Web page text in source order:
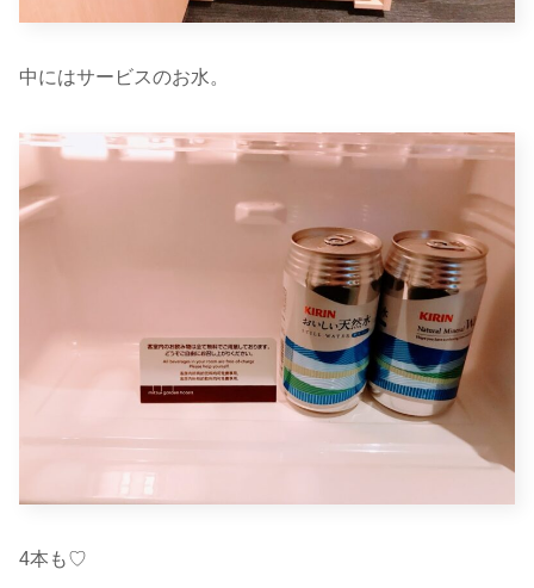
中にはサービスのお水。
4本も♡